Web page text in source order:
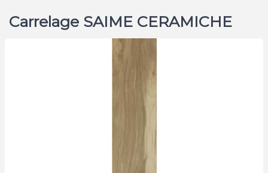
Carrelage SAIME CERAMICHE